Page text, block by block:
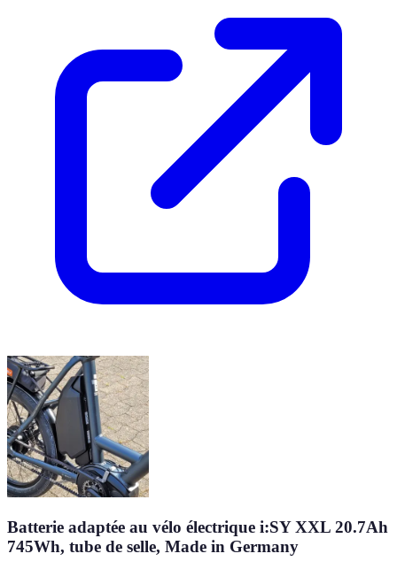
Batterie adaptée au vélo électrique i:SY XXL 20.7Ah
745Wh, tube de selle, Made in Germany